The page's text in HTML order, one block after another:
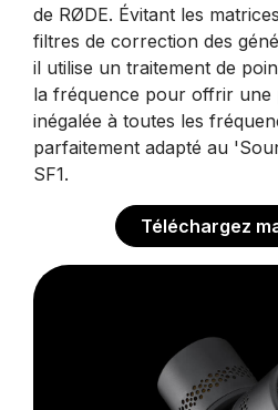
de RØDE. Évitant les
filtres de correction des
il utilise un traitement de
la fréquence pour offrir une
inégalée à toutes les
parfaitement adapté au
SF1.
Téléchargez